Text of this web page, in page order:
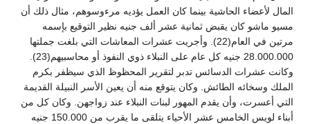
المال لأعضاء الحاشية بينما كان العمل يؤديه مرءوسوهم، مثال ذلك أن
مسيو ماشو كان يقبض ثمانية عشر ألف جنيه نظير التوقيع بإسمه
مرتين في العام(22). وأجريت عشرات المعاشات التي بلغت جملتها
28.000.000 جنيه كل عام على النبلاء ذوي النفوذ أو محاسبيهم(23).
وكانت عشرات الدسائس تدبر لتقرير المحظوظ الذي سيظفر بكرم
الملك وسخائه الطائش. وكان يتوقع منه أن يعين الأسر النبيلة القديمة
التي أعسرت، وأن يقدم المهور لبنات النبلاء عند زواجهن. وكان كل من
أبناء لويس الخامس عشر الأحياء يتلقى ما يقرب من 150.000 جنيه